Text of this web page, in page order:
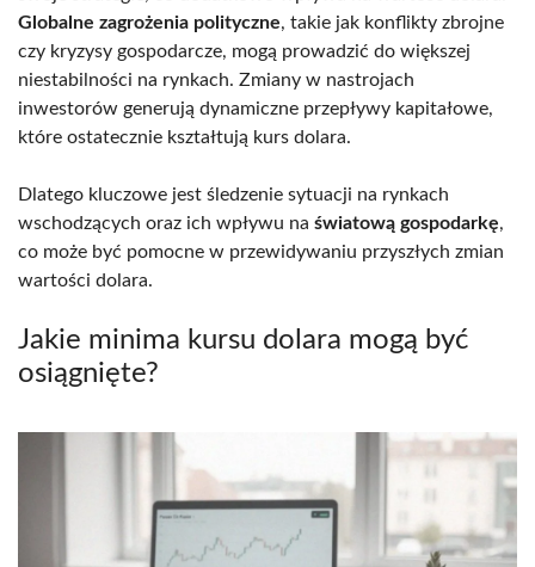
Globalne zagrożenia polityczne, takie jak konflikty zbrojne
czy kryzysy gospodarcze, mogą prowadzić do większej
niestabilności na rynkach. Zmiany w nastrojach
inwestorów generują dynamiczne przepływy kapitałowe,
które ostatecznie kształtują kurs dolara.
Dlatego kluczowe jest śledzenie sytuacji na rynkach
wschodzących oraz ich wpływu na światową gospodarkę,
co może być pomocne w przewidywaniu przyszłych zmian
wartości dolara.
Jakie minima kursu dolara mogą być
osiągnięte?